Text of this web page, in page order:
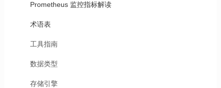
Prometheus 监控指标解读
术语表
工具指南
数据类型
存储引擎